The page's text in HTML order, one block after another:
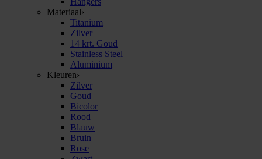
Materiaal›
Titanium
Zilver
14 krt. Goud
Stainless Steel
Aluminium
Kleuren›
Zilver
Goud
Bicolor
Rood
Blauw
Bruin
Rose